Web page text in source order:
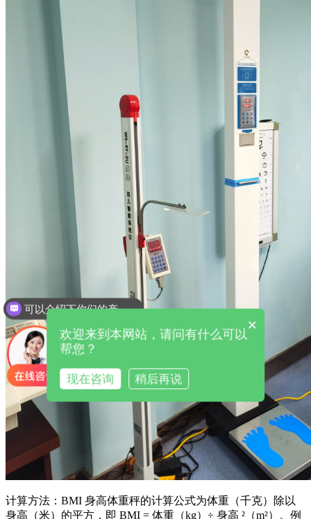
计算方法： BMI 身高体重秤的计算公式为体重（千克）除以
身高（米）的平方，即 BMI = 体重（kg）÷ 身高 ²（m²）。例
可以介绍下你们的产品么
×
欢迎来到本网站，请问有什么可以
帮您？
现在咨询 稍后再说